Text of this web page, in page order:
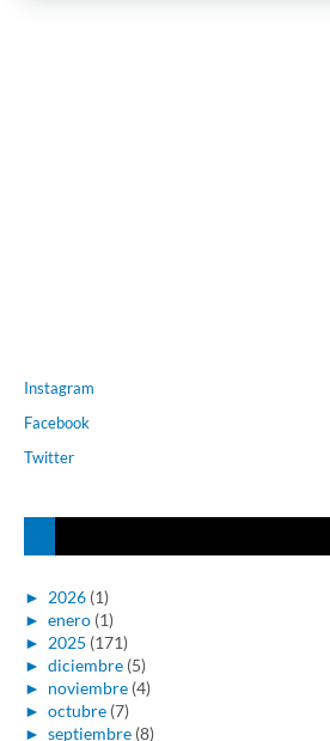
Instagram
Facebook
Twitter
► 2026 (1)
► enero (1)
► 2025 (171)
► diciembre (5)
► noviembre (4)
► octubre (7)
► septiembre (8)